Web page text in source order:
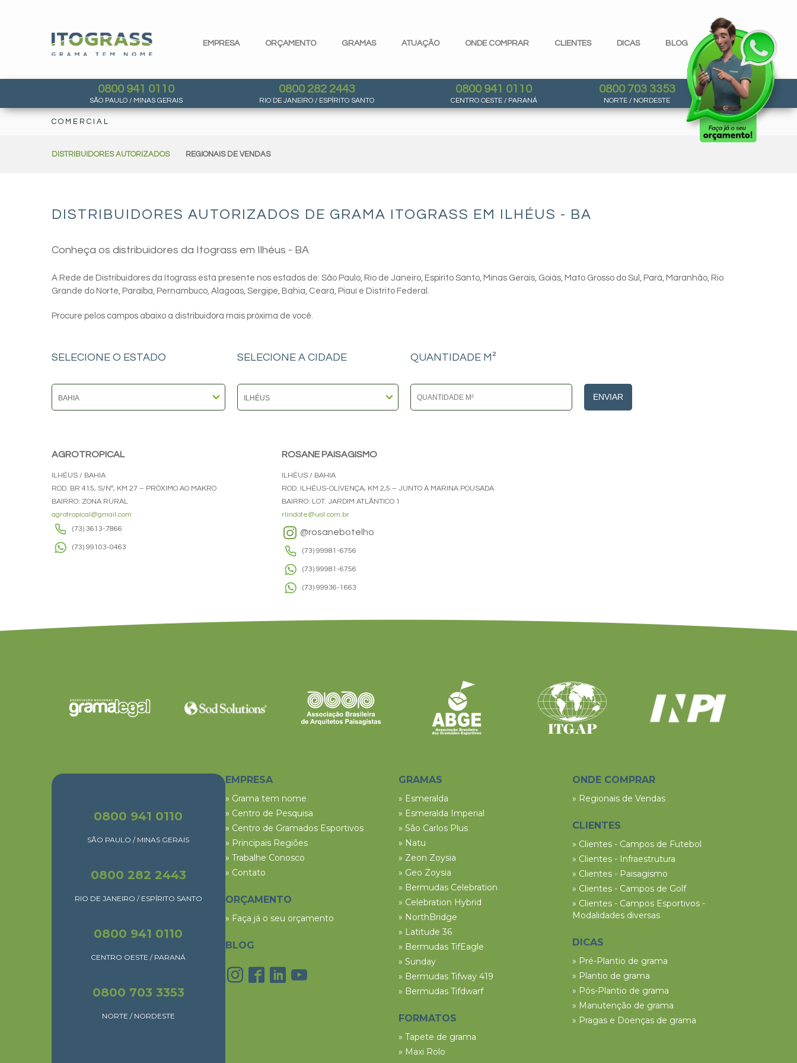
EMPRESA ORÇAMENTO GRAMAS ATUAÇÃO ONDE COMPRAR CLIENTES DICAS BLOG
0800 941 0110
SÃO PAULO / MINAS GERAIS
0800 282 2443
RIO DE JANEIRO / ESPÍRITO SANTO
0800 941 0110
CENTRO OESTE / PARANÁ
0800 703 3353
NORTE / NORDESTE
COMERCIAL
DISTRIBUIDORES AUTORIZADOS REGIONAIS DE VENDAS
DISTRIBUIDORES AUTORIZADOS DE GRAMA ITOGRASS EM ILHÉUS - BA
Conheça os distribuidores da Itograss em Ilhéus - BA
A Rede de Distribuidores da Itograss está presente nos estados de: São Paulo, Rio de Janeiro, Espirito Santo, Minas Gerais, Goiás, Mato Grosso do Sul, Pará, Maranhão, Rio
Grande do Norte, Paraíba, Pernambuco, Alagoas, Sergipe, Bahia, Ceará, Piauí e Distrito Federal.
Procure pelos campos abaixo a distribuidora mais próxima de você.
SELECIONE O ESTADO SELECIONE A CIDADE QUANTIDADE M²
ENVIAR
AGROTROPICAL
ILHÉUS / BAHIA
ROD. BR 415, S/Nº, KM 27 – PRÓXIMO AO MAKRO
BAIRRO: ZONA RURAL
agrotropical@gmail.com
(73) 3613-7866
(73) 99103-0463
ROSANE PAISAGISMO
ILHÉUS / BAHIA
ROD. ILHÉUS-OLIVENÇA, KM 2,5 – JUNTO À MARINA POUSADA
BAIRRO: LOT. JARDIM ATLÂNTICO 1
rlindote@uol.com.br
@rosanebotelho
(73) 99981-6756
(73) 99981-6756
(73) 99936-1663
0800 941 0110
SÃO PAULO / MINAS GERAIS
0800 282 2443
RIO DE JANEIRO / ESPÍRITO SANTO
0800 941 0110
CENTRO OESTE / PARANÁ
0800 703 3353
NORTE / NORDESTE
EMPRESA
» Grama tem nome
» Centro de Pesquisa
» Centro de Gramados Esportivos
» Principais Regiões
» Trabalhe Conosco
» Contato
ORÇAMENTO
» Faça já o seu orçamento
BLOG
GRAMAS
» Esmeralda
» Esmeralda Imperial
» São Carlos Plus
» Natu
» Zeon Zoysia
» Geo Zoysia
» Bermudas Celebration
» Celebration Hybrid
» NorthBridge
» Latitude 36
» Bermudas TifEagle
» Sunday
» Bermudas Tifway 419
» Bermudas Tifdwarf
FORMATOS
» Tapete de grama
» Maxi Rolo
ONDE COMPRAR
» Regionais de Vendas
CLIENTES
» Clientes - Campos de Futebol
» Clientes - Infraestrutura
» Clientes - Paisagismo
» Clientes - Campos de Golf
» Clientes - Campos Esportivos -
Modalidades diversas
DICAS
» Pré-Plantio de grama
» Plantio de grama
» Pós-Plantio de grama
» Manutenção de grama
» Pragas e Doenças de grama